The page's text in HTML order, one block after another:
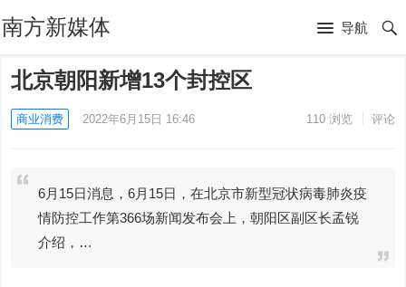
南方新媒体 导航
北京朝阳新增13个封控区
商业消费 2022年6月15日 16:46 110浏览 评论
6月15日消息，6月15日，在北京市新型冠状病毒肺炎疫
情防控工作第366场新闻发布会上，朝阳区副区长孟锐
介绍，…